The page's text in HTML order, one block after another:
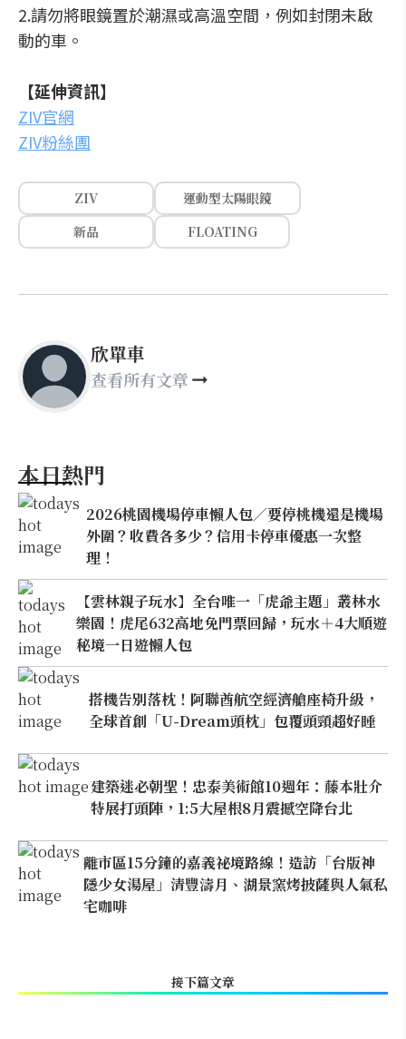
2.請勿將眼鏡置於潮濕或高溫空間，例如封閉未啟
動的車。
【延伸資訊】
ZIV官網
ZIV粉絲團
ZIV
運動型太陽眼鏡
新品
FLOATING
欣單車
查看所有文章
本日熱門
2026桃園機場停車懶人包／要停桃機還是機場
外圍？收費各多少？信用卡停車優惠一次整
理！
【雲林親子玩水】全台唯一「虎爺主題」叢林水
樂園！虎尾632高地免門票回歸，玩水＋4大順遊
秘境一日遊懶人包
搭機告別落枕！阿聯酋航空經濟艙座椅升級，
全球首創「U-Dream頭枕」包覆頭頸超好睡
建築迷必朝聖！忠泰美術館10週年：藤本壯介
特展打頭陣，1:5大屋根8月震撼空降台北
離市區15分鐘的嘉義祕境路線！造訪「台版神
隱少女湯屋」清豐濤月、湖景窯烤披薩與人氣私
宅咖啡
接下篇文章